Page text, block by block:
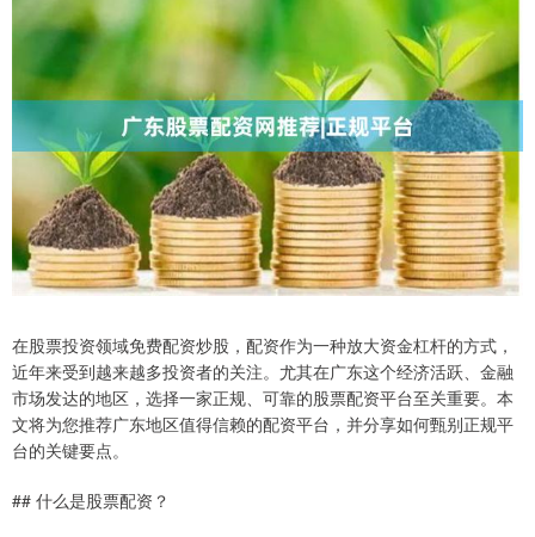
在股票投资领域免费配资炒股，配资作为一种放大资金杠杆的方式，
近年来受到越来越多投资者的关注。尤其在广东这个经济活跃、金融
市场发达的地区，选择一家正规、可靠的股票配资平台至关重要。本
文将为您推荐广东地区值得信赖的配资平台，并分享如何甄别正规平
台的关键要点。
## 什么是股票配资？